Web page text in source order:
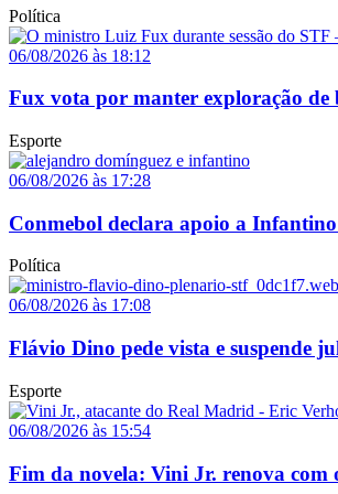
Política
06/08/2026 às 18:12
Fux vota por manter exploração de
Esporte
06/08/2026 às 17:28
Conmebol declara apoio a
Política
06/08/2026 às 17:08
Flávio Dino pede vista e suspende
Esporte
06/08/2026 às 15:54
Fim da novela: Vini Jr. renova com